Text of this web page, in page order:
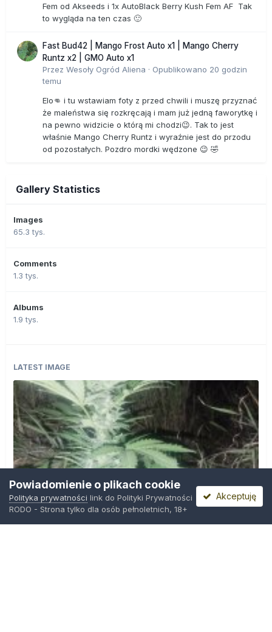
Fem od Akseeds i 1x AutoBlack Berry Kush Fem AF Tak
to wygląda na ten czas 🙂
Fast Bud42 | Mango Frost Auto x1 | Mango Cherry
Runtz x2 | GMO Auto x1
Przez Wesoły Ogród Aliena · Opublikowano 20 godzin
temu
Elo👊 i tu wstawiam foty z przed chwili i muszę przyznać
że maleństwa się rozkręcają i mam już jedną faworytkę i
na pewno widzicie o którą mi chodzi😉. Tak to jest
właśnie Mango Cherry Runtz i wyraźnie jest do przodu
od pozostałych. Pozdro mordki wędzone 😉 🤣
Gallery Statistics
Images
65.3 tys.
Comments
1.3 tys.
Albums
1.9 tys.
LATEST IMAGE
Powiadomienie o plikach cookie
Polityka prywatności link do Polityki Prywatności
RODO - Strona tylko dla osób pełnoletnich, 18+
Akceptuję